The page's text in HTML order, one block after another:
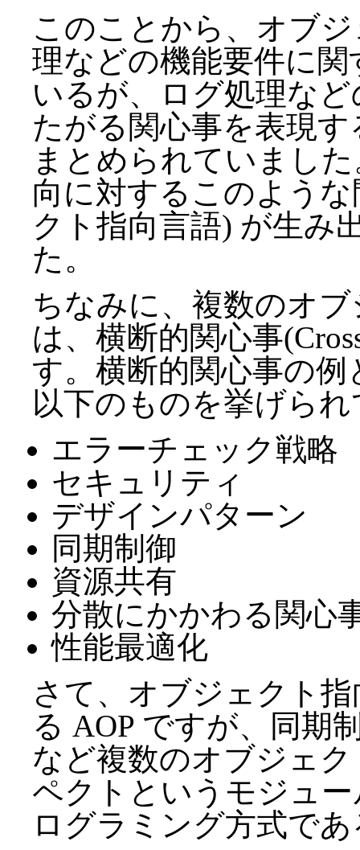
このことから、オブ
理などの機能要件に
いるが、ログ処理な
たがる関心事を表現
まとめられていまし
向に対するこのよう
クト指向言語) が生み
た。
ちなみに、複数のオ
は、横断的関心事
す。横断的関心事の
以下のものを挙げら
エラーチェック戦略
セキュリティ
デザインパターン
同期制御
資源共有
分散にかかわる関心
性能最適化
さて、オブジェクト
る AOP ですが、同期
など複数のオブジェ
ペクトというモジュ
ログラミング方式で